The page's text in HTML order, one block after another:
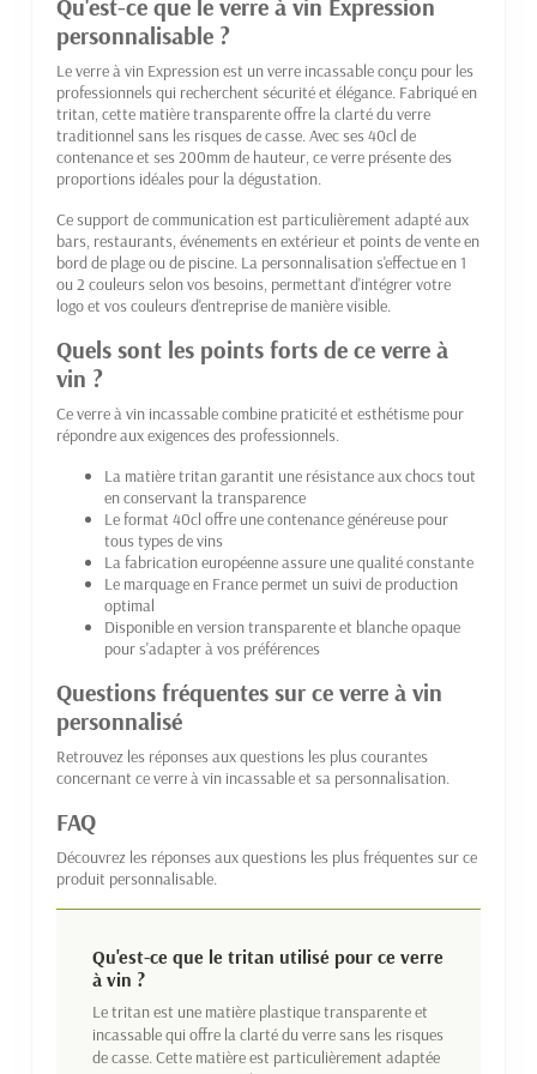
Qu'est-ce que le verre à vin Expression
personnalisable ?
Le verre à vin Expression est un verre incassable conçu pour les
professionnels qui recherchent sécurité et élégance. Fabriqué en
tritan, cette matière transparente offre la clarté du verre
traditionnel sans les risques de casse. Avec ses 40cl de
contenance et ses 200mm de hauteur, ce verre présente des
proportions idéales pour la dégustation.
Ce support de communication est particulièrement adapté aux
bars, restaurants, événements en extérieur et points de vente en
bord de plage ou de piscine. La personnalisation s'effectue en 1
ou 2 couleurs selon vos besoins, permettant d'intégrer votre
logo et vos couleurs d'entreprise de manière visible.
Quels sont les points forts de ce verre à
vin ?
Ce verre à vin incassable combine praticité et esthétisme pour
répondre aux exigences des professionnels.
La matière tritan garantit une résistance aux chocs tout
en conservant la transparence
Le format 40cl offre une contenance généreuse pour
tous types de vins
La fabrication européenne assure une qualité constante
Le marquage en France permet un suivi de production
optimal
Disponible en version transparente et blanche opaque
pour s'adapter à vos préférences
Questions fréquentes sur ce verre à vin
personnalisé
Retrouvez les réponses aux questions les plus courantes
concernant ce verre à vin incassable et sa personnalisation.
FAQ
Découvrez les réponses aux questions les plus fréquentes sur ce
produit personnalisable.
Qu'est-ce que le tritan utilisé pour ce verre
à vin ?
Le tritan est une matière plastique transparente et
incassable qui offre la clarté du verre sans les risques
de casse. Cette matière est particulièrement adaptée